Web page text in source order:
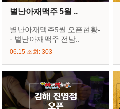
별난아재맥주 5월 ..
별난아재맥주5월 오픈현황-
· 별난아재맥주 전남..
06.15 조회: 303